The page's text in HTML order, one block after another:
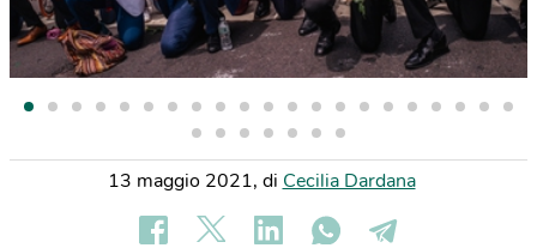
13 maggio 2021, di Cecilia Dardana